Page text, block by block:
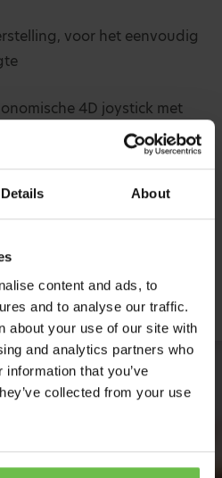
Details About
content and ads, to
and to analyse our traffic.
about your use of our site with
and analytics partners who
that you’ve
collected from your use
voor het eenvoudig
4D joystick met
remsysteem is de laser
minder trillingen
met onze